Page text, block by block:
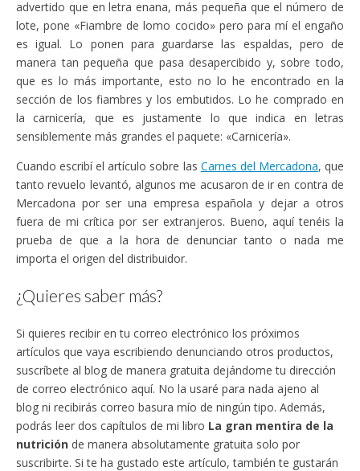
advertido que en letra enana, más pequeña que el número de
lote, pone «Fiambre de lomo cocido» pero para mí el engaño
es igual. Lo ponen para guardarse las espaldas, pero de
manera tan pequeña que pasa desapercibido y, sobre todo,
que es lo más importante, esto no lo he encontrado en la
sección de los fiambres y los embutidos. Lo he comprado en
la carnicería, que es justamente lo que indica en letras
sensiblemente más grandes el paquete: «Carnicería».
Cuando escribí el artículo sobre las Carnes del Mercadona, que
tanto revuelo levantó, algunos me acusaron de ir en contra de
Mercadona por ser una empresa española y dejar a otros
fuera de mi crítica por ser extranjeros. Bueno, aquí tenéis la
prueba de que a la hora de denunciar tanto o nada me
importa el origen del distribuidor.
¿Quieres saber más?
Si quieres recibir en tu correo electrónico los próximos
artículos que vaya escribiendo denunciando otros productos,
suscríbete al blog de manera gratuita dejándome tu dirección
de correo electrónico aquí. No la usaré para nada ajeno al
blog ni recibirás correo basura mío de ningún tipo. Además,
podrás leer dos capítulos de mi libro La gran mentira de la
nutrición de manera absolutamente gratuita solo por
suscribirte. Si te ha gustado este artículo, también te gustarán